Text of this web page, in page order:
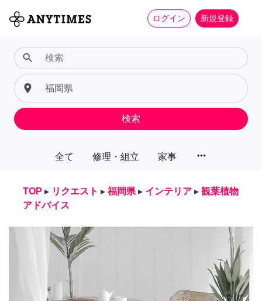
ログイン 新規登録
全て 修理・組立 家事 more_horiz
search
place
検索
TOP ▸ リクエスト ▸ 福岡県 ▸ インテリア ▸ 観葉植物
アドバイス